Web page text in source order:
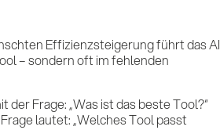
Effizienzsteigerung führt das AI
– sondern oft im fehlenden
Frage: „Was ist das beste Tool?“
lautet: „Welches Tool passt